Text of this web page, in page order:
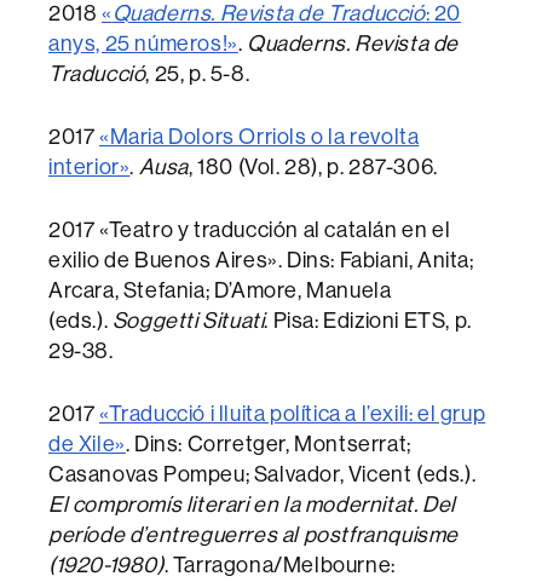
2018 « Quaderns. Revista de Traducció: 20
anys, 25 números!». Quaderns. Revista de
Traducció, 25, p. 5-8.
2017 «Maria Dolors Orriols o la revolta
interior». Ausa, 180 (Vol. 28), p. 287-306.
2017 «Teatro y traducción al catalán en el
exilio de Buenos Aires». Dins: Fabiani, Anita;
Arcara, Stefania; D’Amore, Manuela
(eds.). Soggetti Situati. Pisa: Edizioni ETS, p.
29-38.
2017 «Traducció i lluita política a l’exili: el grup
de Xile». Dins: Corretger, Montserrat;
Casanovas Pompeu; Salvador, Vicent (eds.).
El compromís literari en la modernitat. Del
període d’entreguerres al postfranquisme
(1920-1980). Tarragona/Melbourne: